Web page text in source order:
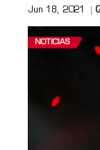
Jun 18, 2021
NOTICIAS